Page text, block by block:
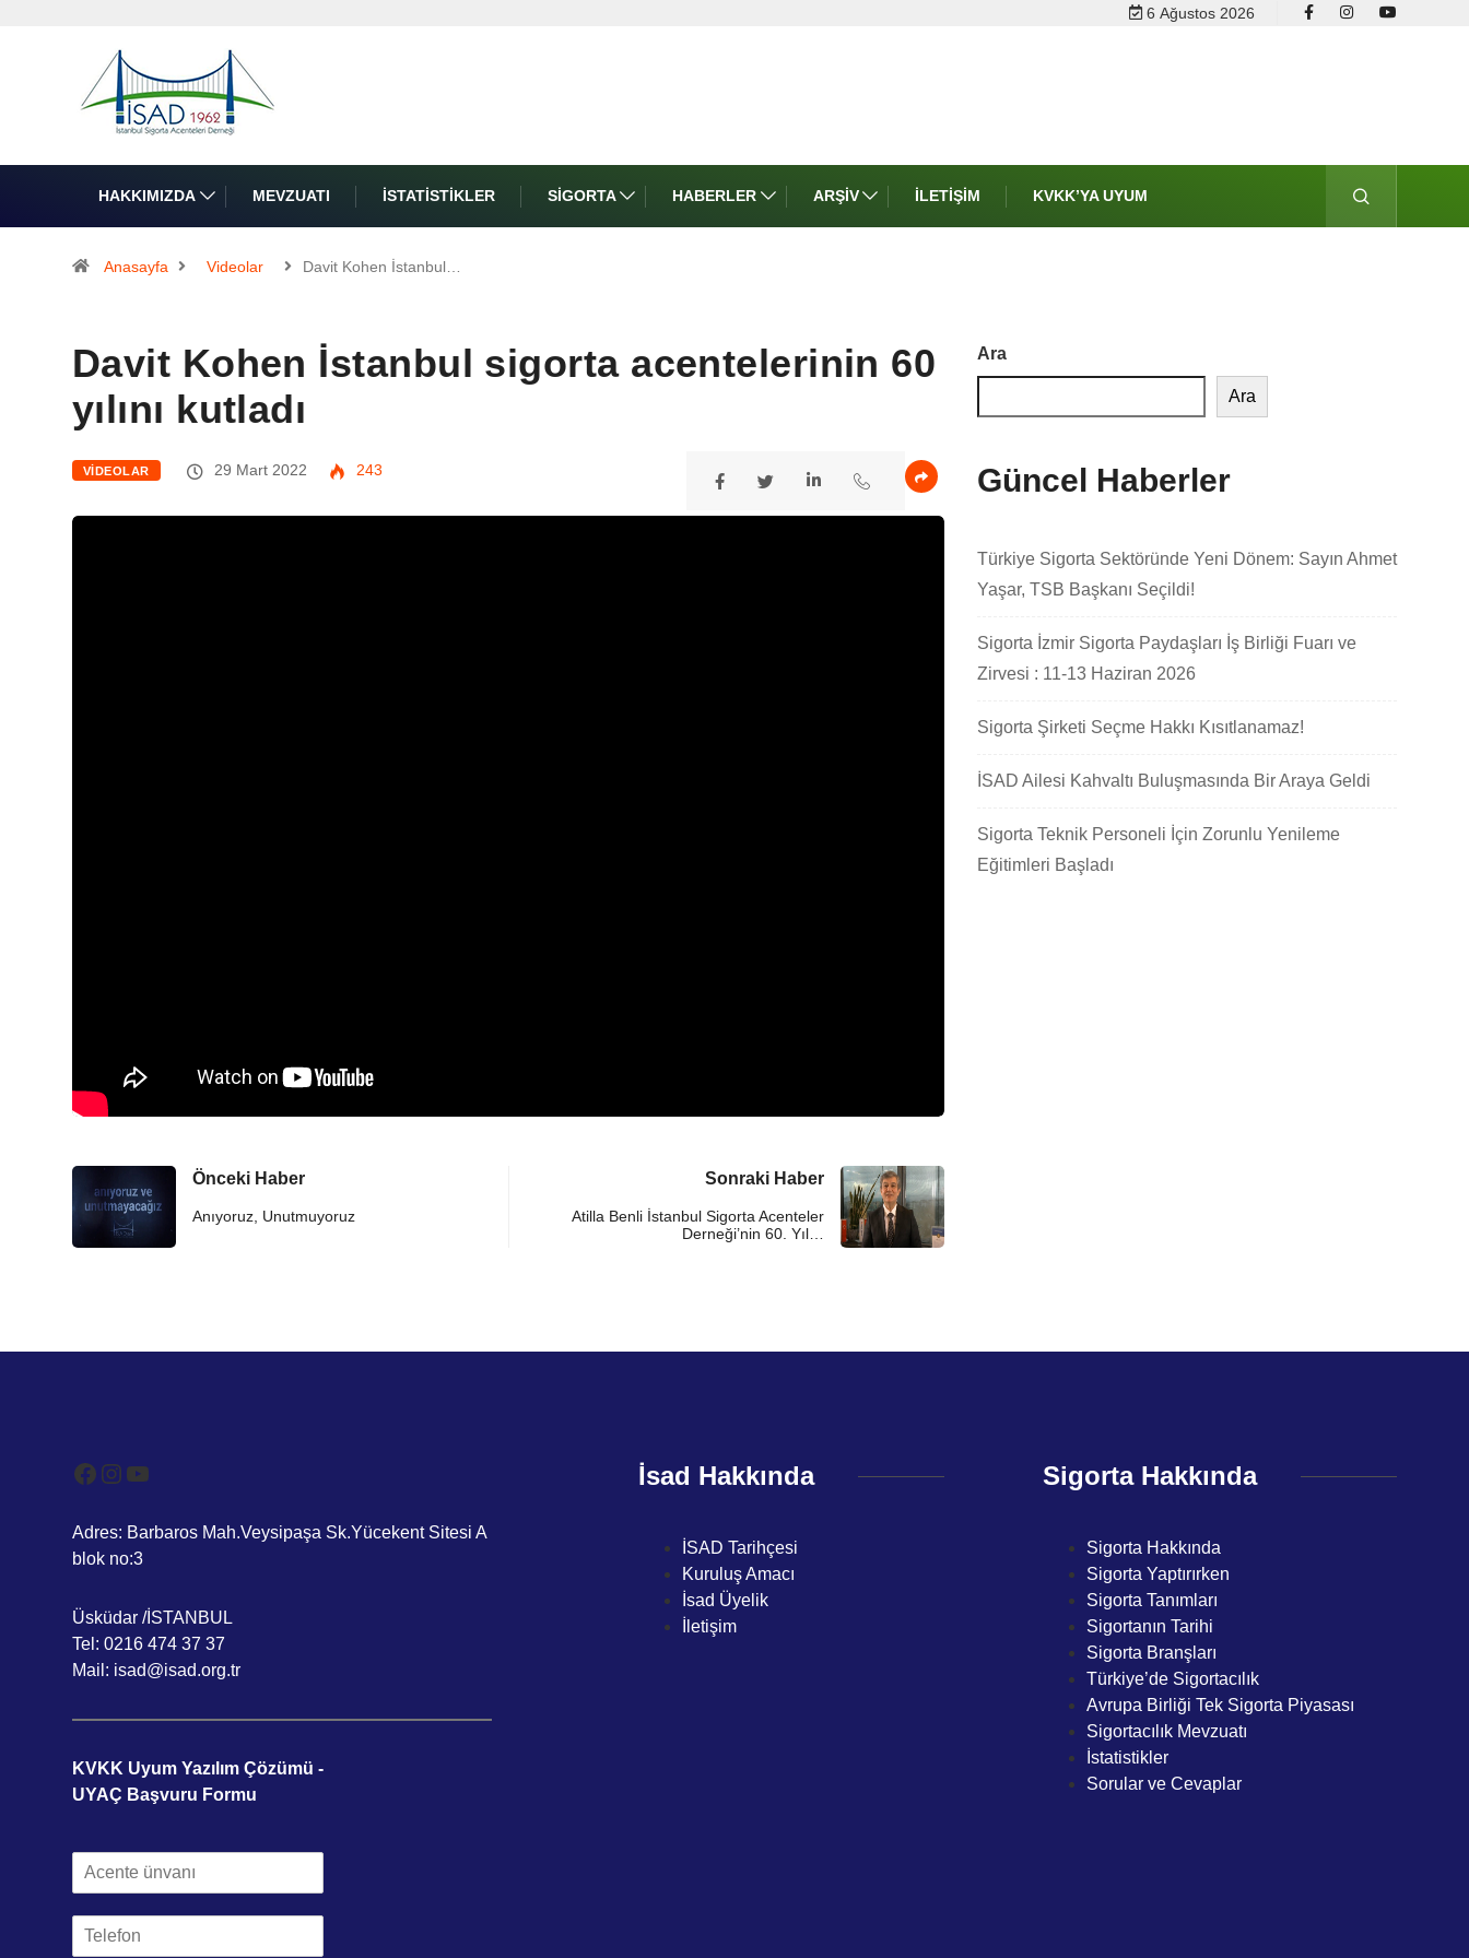
6 Ağustos 2026
HAKKIMIZDA MEVZUATI İSTATISTIKLER SIGORTA HABERLER ARŞIV İLETIŞIM KVKK’YA UYUM
Anasayfa Videolar Davit Kohen İstanbul…
Davit Kohen İstanbul sigorta acentelerinin 60
yılını kutladı
VIDEOLAR 29 Mart 2022 243
Önceki Haber
Anıyoruz, Unutmuyoruz
Sonraki Haber
Atilla Benli İstanbul Sigorta Acenteler
Derneği’nin 60. Yıl…
Ara
Ara
Güncel Haberler
Türkiye Sigorta Sektöründe Yeni Dönem: Sayın Ahmet
Yaşar, TSB Başkanı Seçildi!
Sigorta İzmir Sigorta Paydaşları İş Birliği Fuarı ve
Zirvesi : 11-13 Haziran 2026
Sigorta Şirketi Seçme Hakkı Kısıtlanamaz!
İSAD Ailesi Kahvaltı Buluşmasında Bir Araya Geldi
Sigorta Teknik Personeli İçin Zorunlu Yenileme
Eğitimleri Başladı
Adres: Barbaros Mah.Veysipaşa Sk.Yücekent Sitesi A
blok no:3
Üsküdar /İSTANBUL
Tel: 0216 474 37 37
Mail: isad@isad.org.tr
KVKK Uyum Yazılım Çözümü -
UYAÇ Başvuru Formu
İsad Hakkında
İSAD Tarihçesi
Kuruluş Amacı
İsad Üyelik
İletişim
Sigorta Hakkında
Sigorta Hakkında
Sigorta Yaptırırken
Sigorta Tanımları
Sigortanın Tarihi
Sigorta Branşları
Türkiye’de Sigortacılık
Avrupa Birliği Tek Sigorta Piyasası
Sigortacılık Mevzuatı
İstatistikler
Sorular ve Cevaplar